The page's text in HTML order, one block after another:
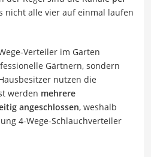
nicht alle vier auf einmal laufen
Verteiler im Garten
Gärtnern, sondern
nutzen die
werden mehrere
angeschlossen, weshalb
4-Wege-Schlauchverteiler